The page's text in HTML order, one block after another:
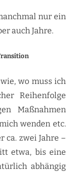
nur ein
auch Jahre.
wo muss ich
Reihenfolge
Maßnahmen
wenden etc.
ca. zwei Jahre –
etwa, bis eine
abhängig